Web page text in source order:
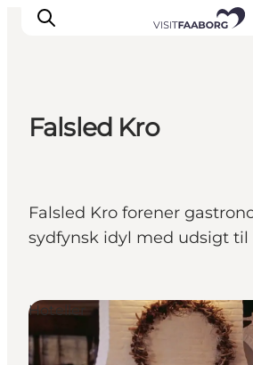
Oplevelser
Øhop
Outdoor
Falsled Kro
Falsled Kro forener
sydfynsk idyl med udsigt
Hoteller